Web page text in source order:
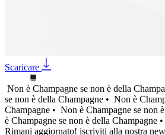
Scaricare
Non è Champagne se non è della
se non è della Champagne • Non è
Champagne • Non è Champagne se non
è Champagne se non è della Champagne •
Rimani aggiornato! iscriviti alla nostra